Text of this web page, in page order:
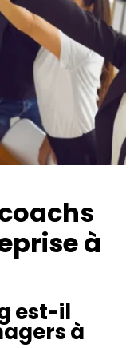
à
est-il
à